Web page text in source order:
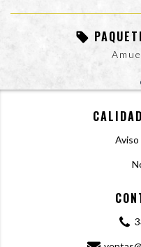
Aviso